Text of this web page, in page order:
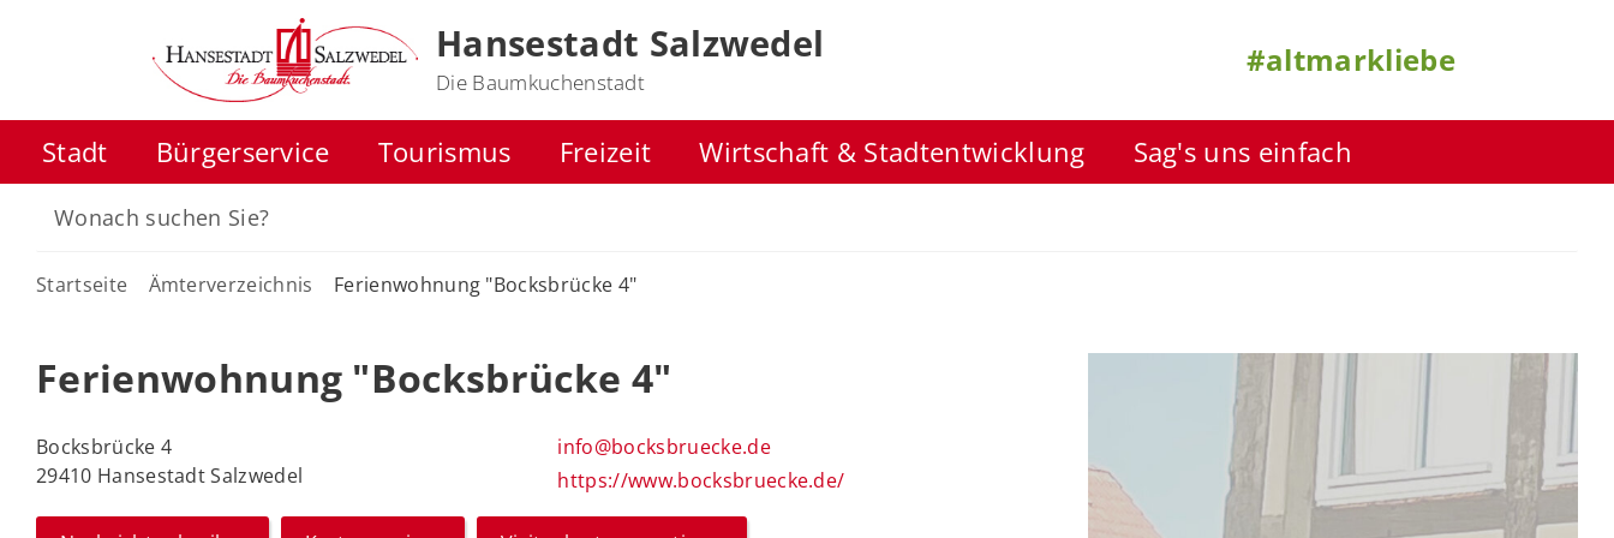
Hansestadt Salzwedel
Die Baumkuchenstadt
#altmarkliebe
Stadt Bürgerservice Tourismus Freizeit Wirtschaft & Stadtentwicklung Sag's uns einfach
Startseite Ämterverzeichnis Ferienwohnung "Bocksbrücke 4"
Ferienwohnung "Bocksbrücke 4"
Bocksbrücke 4
29410 Hansestadt Salzwedel
info@bocksbruecke.de
https://www.bocksbruecke.de/